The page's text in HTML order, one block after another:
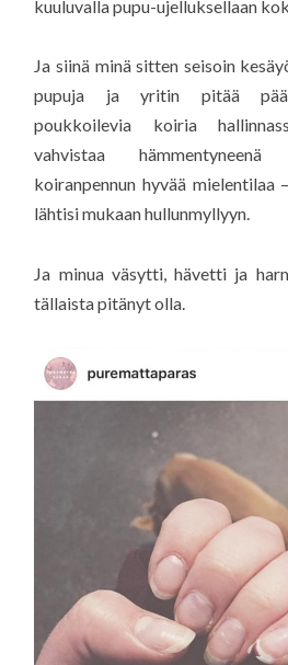
kuuluvalla pupu-ujelluksellaan
Ja siinä minä sitten seisoin
pupuja ja yritin pitää
poukkoilevia koiria
vahvistaa
koiranpennun hyvää mielentilaa
lähtisi mukaan hullunmyllyyn.
Ja minua väsytti, hävetti ja
tällaista pitänyt olla.